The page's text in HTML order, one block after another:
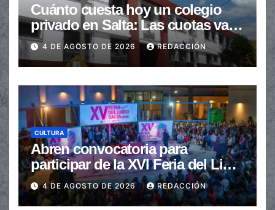
Cuánto cuesta hoy un colegio
privado en Salta: Las cuotas van
de $110.000 a más de $600.000
4 DE AGOSTO DE 2026 REDACCIÓN
CULTURA
Abren convocatoria para
participar de la XVI Feria del Libro
de Salta
4 DE AGOSTO DE 2026 REDACCIÓN